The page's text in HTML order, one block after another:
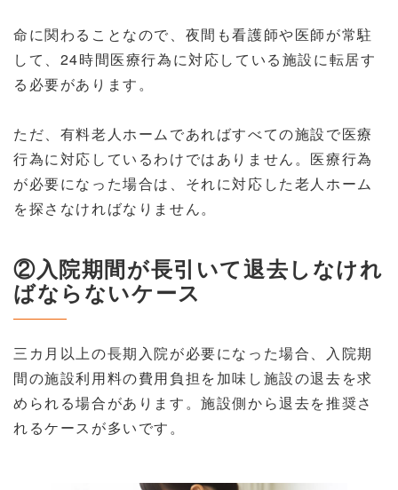
命に関わることなので、夜間も看護師や医師が常駐
して、24時間医療行為に対応している施設に転居す
る必要があります。
ただ、有料老人ホームであればすべての施設で医療
行為に対応しているわけではありません。医療行為
が必要になった場合は、それに対応した老人ホーム
を探さなければなりません。
②入院期間が長引いて退去しなけれ
ばならないケース
三カ月以上の長期入院が必要になった場合、入院期
間の施設利用料の費用負担を加味し施設の退去を求
められる場合があります。施設側から退去を推奨さ
れるケースが多いです。